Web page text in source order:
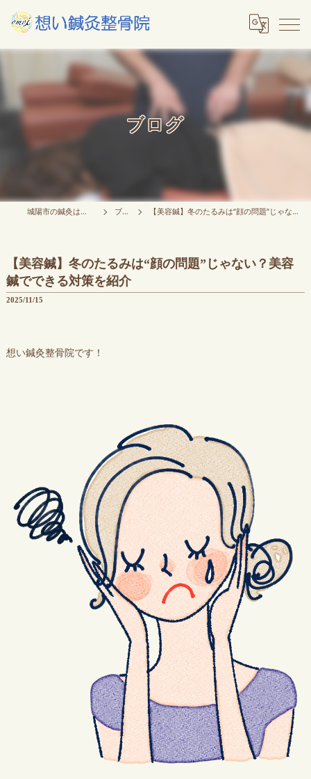
ブログ
城陽市の鍼灸は想い鍼灸整骨院 ブログ 【美容鍼】冬のたるみは“顔の問題”じゃない？美容鍼でできる対策を紹介
【美容鍼】冬のたるみは“顔の問題”じゃない？美容
鍼でできる対策を紹介
2025/11/15
想い鍼灸整骨院です！